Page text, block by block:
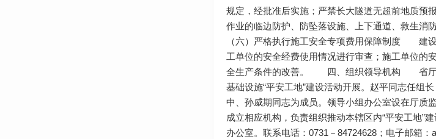
规定，经批准后实施；严禁长大隧道无超前地质预
作业的临边防护、防坠落设施、上下通道、救生
（六）严格执行施工安全专项费用保障制度 建
工单位的安全经费使用情况进行审查；施工单位的
全生产条件的改善。 四、组织领导机构 省厅成
基础设施“平安工地”建设活动开展。赵平同志任组
中、孙威期同志为成员。领导小组办公室设在厅
成立相应机构，负责组织推动本辖区内“平安工地”
办公室。联系电话：0731－84724628；电子邮